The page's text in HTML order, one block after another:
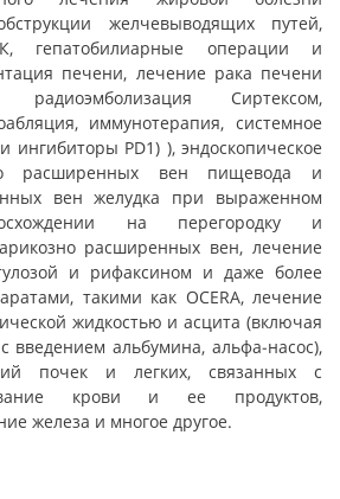
желчевыводящих путей,
гепатобилиарные операции и
печени, лечение рака печени
радиоэмболизация Сиртексом,
иммунотерапия, системное
ингибиторы PD1) ), эндоскопическое
расширенных вен пищевода и
вен желудка при выраженном
на перегородку и
расширенных вен, лечение
и рифаксином и даже более
такими как OCERA, лечение
жидкостью и асцита (включая
введением альбумина, альфа-насос),
почек и легких, связанных с
крови и ее продуктов,
железа и многое другое.